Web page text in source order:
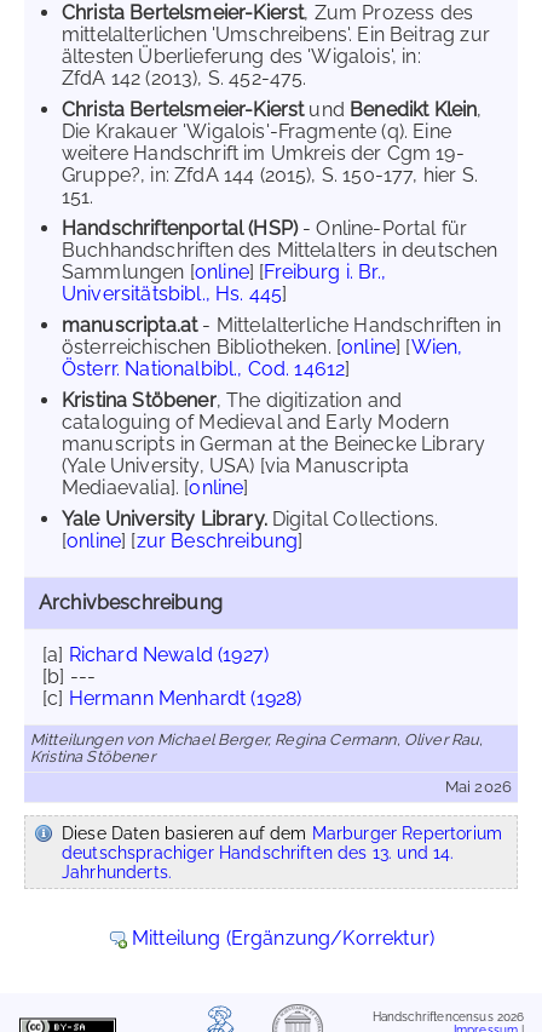
Christa Bertelsmeier-Kierst, Zum Prozess des
mittelalterlichen 'Umschreibens'. Ein Beitrag zur
ältesten Überlieferung des 'Wigalois', in:
ZfdA 142 (2013), S. 452-475.
Christa Bertelsmeier-Kierstund Benedikt Klein,
Die Krakauer 'Wigalois'-Fragmente (q). Eine
weitere Handschrift im Umkreis der Cgm 19-
Gruppe?, in: ZfdA 144 (2015), S. 150-177, hier S.
151.
Handschriftenportal (HSP)- Online-Portal für
Buchhandschriften des Mittelalters in deutschen
Sammlungen [online] [Freiburg i. Br.,
Universitätsbibl., Hs. 445]
manuscripta.at- Mittelalterliche Handschriften in
österreichischen Bibliotheken. [online] [Wien,
Österr. Nationalbibl., Cod. 14612]
Kristina Stöbener, The digitization and
cataloguing of Medieval and Early Modern
manuscripts in German at the Beinecke Library
(Yale University, USA) [via Manuscripta
Mediaevalia]. [online]
Yale University Library.Digital Collections.
[online] [zur Beschreibung]
Archivbeschreibung
[a] Richard Newald (1927)
[b] ---
[c] Hermann Menhardt (1928)
Mitteilungen von Michael Berger, Regina Cermann, Oliver Rau,
Kristina Stöbener
Mai 2026
Diese Daten basieren auf dem Marburger Repertorium
deutschsprachiger Handschriften des 13. und 14.
Jahrhunderts.
Mitteilung (Ergänzung/Korrektur)
Handschriftencensus 2026